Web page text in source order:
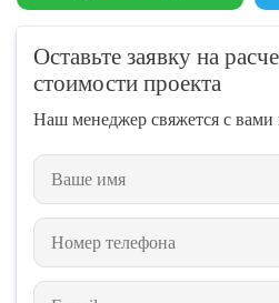
Оставьте заявку на
стоимости проекта
Наш менеджер свяжется с